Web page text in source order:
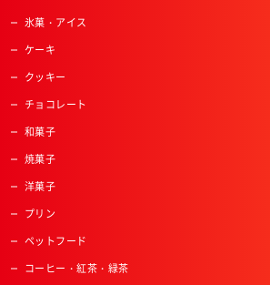
氷菓・アイス
ケーキ
クッキー
チョコレート
和菓子
焼菓子
洋菓子
プリン
ペットフード
コーヒー・紅茶・緑茶